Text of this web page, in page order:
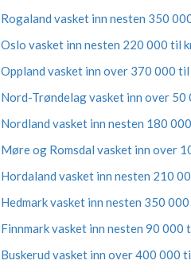
Rogaland vasket inn nesten 350
Oslo vasket inn nesten 220 000 til
Oppland vasket inn over 370 000
Nord-Trøndelag vasket inn over
Nordland vasket inn nesten 180
Møre og Romsdal vasket inn over
Hordaland vasket inn nesten 210
Hedmark vasket inn nesten 350
Finnmark vasket inn nesten 90 000
Buskerud vasket inn over 400 000